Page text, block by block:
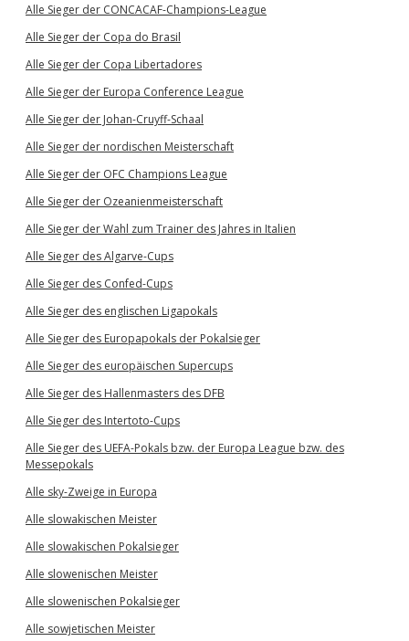
Alle Sieger der CONCACAF-Champions-League
Alle Sieger der Copa do Brasil
Alle Sieger der Copa Libertadores
Alle Sieger der Europa Conference League
Alle Sieger der Johan-Cruyff-Schaal
Alle Sieger der nordischen Meisterschaft
Alle Sieger der OFC Champions League
Alle Sieger der Ozeanienmeisterschaft
Alle Sieger der Wahl zum Trainer des Jahres in Italien
Alle Sieger des Algarve-Cups
Alle Sieger des Confed-Cups
Alle Sieger des englischen Ligapokals
Alle Sieger des Europapokals der Pokalsieger
Alle Sieger des europäischen Supercups
Alle Sieger des Hallenmasters des DFB
Alle Sieger des Intertoto-Cups
Alle Sieger des UEFA-Pokals bzw. der Europa League bzw. des
Messepokals
Alle sky-Zweige in Europa
Alle slowakischen Meister
Alle slowakischen Pokalsieger
Alle slowenischen Meister
Alle slowenischen Pokalsieger
Alle sowjetischen Meister